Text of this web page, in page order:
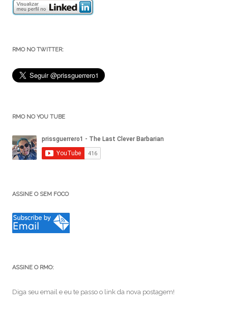
RMO NO TWITTER:
RMO NO YOU TUBE
ASSINE O SEM FOCO
ASSINE O RMO:
Diga seu email e eu te passo o link da nova postagem!